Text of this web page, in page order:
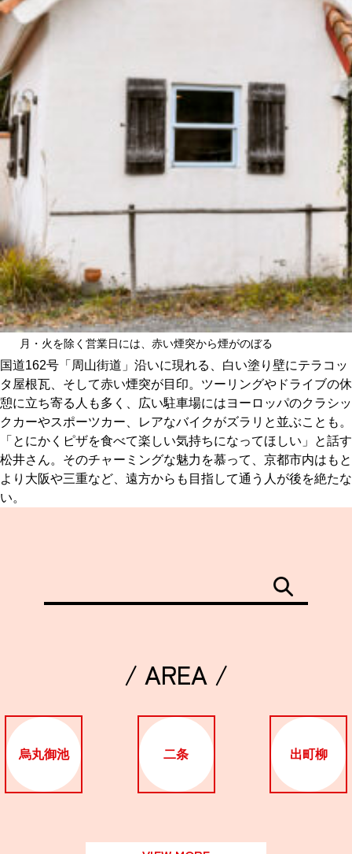
月・火を除く営業日には、赤い煙突から煙がのぼる
国道162号「周山街道」沿いに現れる、白い塗り壁にテラコッ
タ屋根瓦、そして赤い煙突が目印。ツーリングやドライブの休
憩に立ち寄る人も多く、広い駐車場にはヨーロッパのクラシッ
クカーやスポーツカー、レアなバイクがズラリと並ぶことも。
「とにかくピザを食べて楽しい気持ちになってほしい」と話す
松井さん。そのチャーミングな魅力を慕って、京都市内はもと
より大阪や三重など、遠方からも目指して通う人が後を絶たな
い。
/ AREA /
烏丸御池 二条 出町柳